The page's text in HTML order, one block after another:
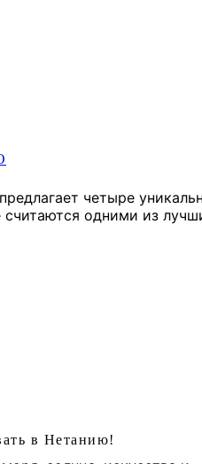
четыре
одними из
в Нетанию!